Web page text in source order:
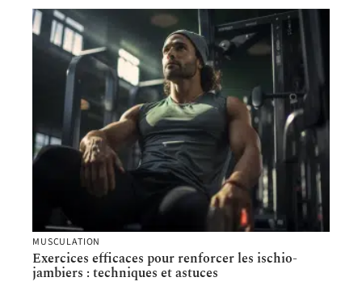
MUSCULATION
Exercices efficaces pour renforcer les ischio-
jambiers : techniques et astuces